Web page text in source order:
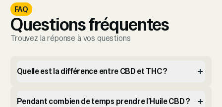
FAQ
Questions fréquentes
Trouvez la réponse à vos questions
Quelle est la différence entre CBD et THC ?
Pendant combien de temps prendre l’Huile CBD ?